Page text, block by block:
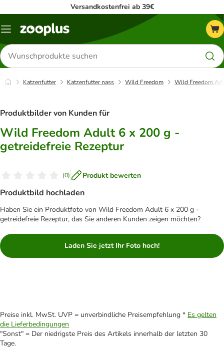
Versandkostenfrei ab 39€
Menü
Produkte
suchen
Katzenfutter Katzenfutter nass Wild Freedom Wild Freedom
Produktbilder von Kunden für
Wild Freedom Adult 6 x 200 g -
getreidefreie Rezeptur
(0) Produkt bewerten
Produktbild hochladen
Haben Sie ein Produktfoto von Wild Freedom Adult 6 x 200 g -
getreidefreie Rezeptur, das Sie anderen Kunden zeigen möchten?
Laden Sie jetzt Ihr Foto hoch!
Preise inkl. MwSt. UVP = unverbindliche Preisempfehlung * Es gelten
die Lieferbedingungen
"Sonst" = Der niedrigste Preis des Artikels innerhalb der letzten 30
Tage.